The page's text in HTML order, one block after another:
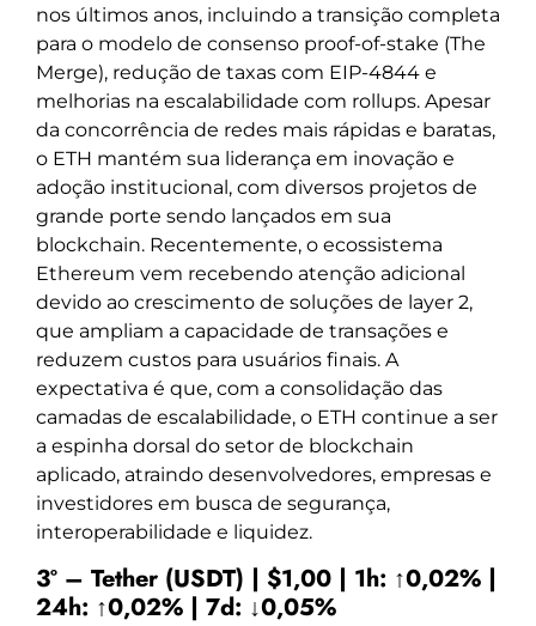
nos últimos anos, incluindo a transição completa
para o modelo de consenso proof-of-stake (The
Merge), redução de taxas com EIP-4844 e
melhorias na escalabilidade com rollups. Apesar
da concorrência de redes mais rápidas e baratas,
o ETH mantém sua liderança em inovação e
adoção institucional, com diversos projetos de
grande porte sendo lançados em sua
blockchain. Recentemente, o ecossistema
Ethereum vem recebendo atenção adicional
devido ao crescimento de soluções de layer 2,
que ampliam a capacidade de transações e
reduzem custos para usuários finais. A
expectativa é que, com a consolidação das
camadas de escalabilidade, o ETH continue a ser
a espinha dorsal do setor de blockchain
aplicado, atraindo desenvolvedores, empresas e
investidores em busca de segurança,
interoperabilidade e liquidez.
3º – Tether (USDT) | $1,00 | 1h: ↑0,02% |
24h: ↑0,02% | 7d: ↓0,05%